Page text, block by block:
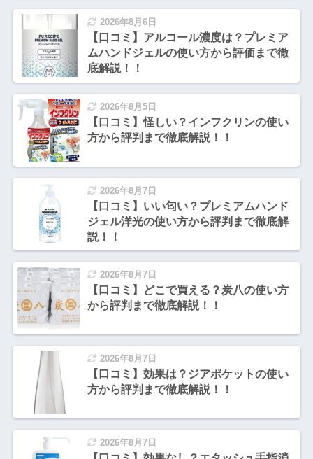
2026年8月6日
【口コミ】アルコール濃度は？プレミア
ムハンドジェルの使い方から評価まで徹
底解説！！
2026年8月5日
【口コミ】怪しい？インフクリンの使い
方から評判まで徹底解説！！
2026年8月7日
【口コミ】いい匂い？プレミアムハンド
ジェル洋光の使い方から評判まで徹底解
説！！
2026年8月7日
【口コミ】どこで買える？炭八の使い方
から評判まで徹底解説！！
2026年8月7日
【口コミ】効果は？ジアポケットの使い
方から評判まで徹底解説！！
2026年8月7日